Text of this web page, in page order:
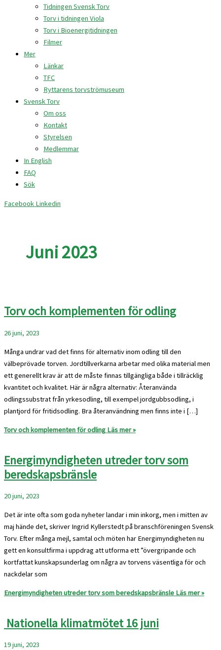
Tidningen Svensk Torv
Torv i tidningen Viola
Torv i Bioenergitidningen
Filmer
Mer
Länkar
TFC
Ryttarens torvströmuseum
Svensk Torv
Om oss
Kontakt
Styrelsen
Medlemmar
In English
FAQ
Sök
Facebook Linkedin
Juni 2023
Torv och komplementen för odling
26 juni, 2023
Många undrar vad det finns för alternativ inom odling till den
välbeprövade torven. Jordtillverkarna arbetar med olika material men
ett generellt krav är att de måste finnas tillgängliga både i tillräcklig
kvantitet och kvalitet. Här är några alternativ: Återanvända
odlingssubstrat från yrkesodling, till exempel jordgubbsodling, i
plantjord för fritidsodling. Bra återanvändning men finns inte i […]
Torv och komplementen för odling Läs mer »
Energimyndigheten utreder torv som
beredskapsbränsle
20 juni, 2023
Det är inte ofta som goda nyheter landar i min inkorg, men i mitten av
maj hände det, skriver Ingrid Kyllerstedt på branschföreningen Svensk
Torv. Efter många mejl, samtal och möten har Energimyndigheten nu
gett en konsultfirma i uppdrag att utforma ett ”övergripande och
kortfattat kunskapsunderlag om några av torvens väsentliga för och
nackdelar som
Energimyndigheten utreder torv som beredskapsbränsle Läs mer »
Nationella klimatmötet 16 juni
19 juni, 2023